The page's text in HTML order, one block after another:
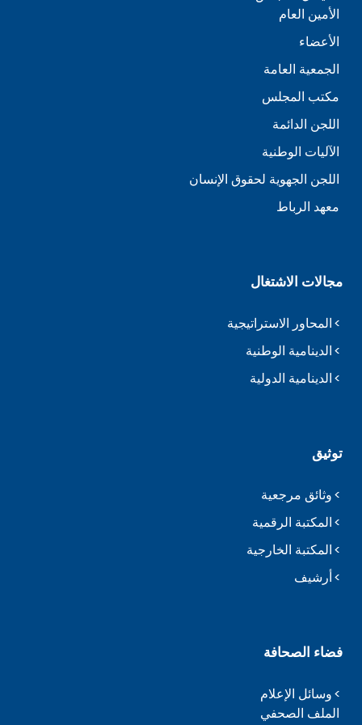
الأمين العام
الأعضاء
الجمعية العامة
مكتب المجلس
اللجن الدائمة
الآليات الوطنية
اللجن الجهوية لحقوق الإنسان
معهد الرباط
مجالات الاشتغال
المحاور الاستراتيجية
الدينامية الوطنية
الدينامية الدولية
توثيق
وثائق مرجعية
المكتبة الرقمية
المكتبة الخارجية
أرشيف
فضاء الصحافة
وسائل الإعلام
الملف الصحفي